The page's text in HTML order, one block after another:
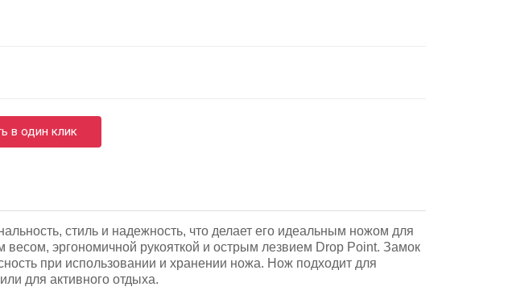
в один клик
стиль и надежность, что делает его идеальным ножом для
эргономичной рукояткой и острым лезвием Drop Point. Замок
при использовании и хранении ножа. Нож подходит для
для активного отдыха.